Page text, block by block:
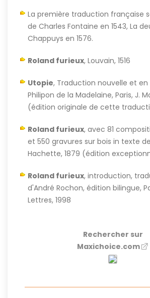
La première traduction française
de Charles Fontaine en 1543, La
Chappuys en 1576.
Roland furieux, Louvain, 1516
Utopie, Traduction nouvelle et en
Philipon de la Madelaine, Paris, J.
(édition originale de cette
Roland furieux, avec 81
et 550 gravures sur bois in texte
Hachette, 1879 (édition
Roland furieux, introduction,
d'André Rochon, édition bilingue,
Lettres, 1998
Rechercher sur
Maxichoice.com